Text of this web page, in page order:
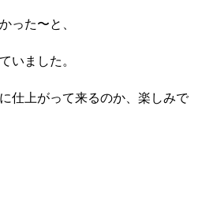
った〜と、
いました。
仕上がって来るのか、楽しみで